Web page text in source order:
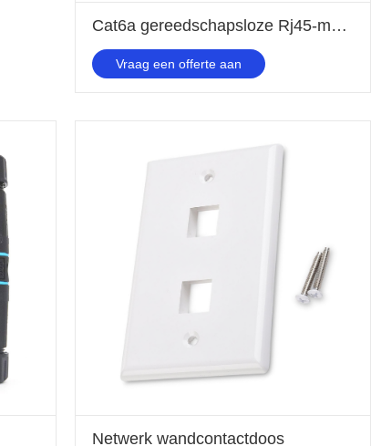
Cat6a gereedschapsloze Rj45-moduleaansluiting
Vraag een offerte aan
Netwerk wandcontactdoos